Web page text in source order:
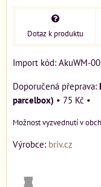
Dotaz k produktu
Import kód: AkuWM-
parcelbox) • 75 Kč •
Výrobce: briv.cz